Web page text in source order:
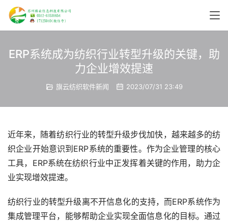
ERP系统成为纺织行业转型升级的关键，助
力企业增效提速
旗云纺织软件新闻 2023/07/31 23:49
近年来，随着纺织行业的转型升级步伐加快，越来越多的纺
织企业开始意识到ERP系统的重要性。作为企业管理的核心
工具，ERP系统在纺织行业中正发挥着关键的作用，助力企
业实现增效提速。
纺织行业的转型升级离不开信息化的支持，而ERP系统作为
集成管理平台，能够帮助企业实现全面信息化的目标。通过